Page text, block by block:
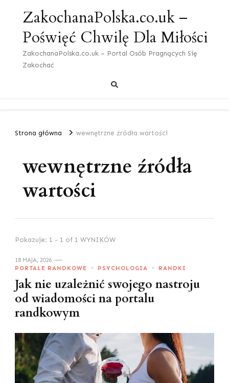
ZakochanaPolska.co.uk –
Poświęć Chwilę Dla Miłości
ZakochanaPolska.co.uk – Portal Osób Pragnących Się
Zakochać
Strona główna wewnętrzne źródła wartości
wewnętrzne źródła
wartości
Pokazuje: 1 - 1 of 1 WYNIKÓW
18 MAJA, 2026
PORTALE RANDKOWE
PSYCHOLOGIA RANDKI
Jak nie uzależnić swojego nastroju
od wiadomości na portalu
randkowym